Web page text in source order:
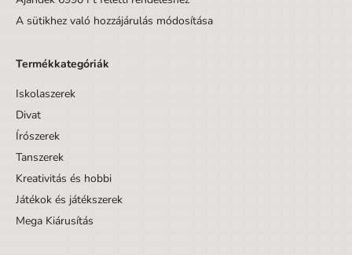
A sütikhez való hozzájárulás módosítása
Termékkategóriák
Iskolaszerek
Divat
Írószerek
Tanszerek
Kreativitás és hobbi
Játékok és játékszerek
Mega Kiárusítás